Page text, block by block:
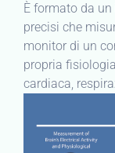
È formato da
precisi che
monitor di un
propria
cardiaca,